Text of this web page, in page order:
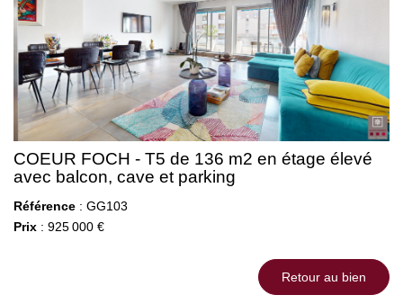
COEUR FOCH - T5 de 136 m2 en étage élevé
avec balcon, cave et parking
Référence : GG103
Prix : 925 000 €
Retour au bien